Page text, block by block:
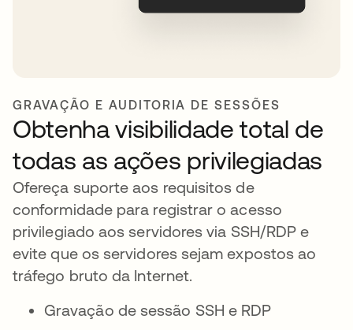
GRAVAÇÃO E AUDITORIA DE SESSÕES
Obtenha visibilidade total de
todas as ações privilegiadas
Ofereça suporte aos requisitos de
conformidade para registrar o acesso
privilegiado aos servidores via SSH/RDP e
evite que os servidores sejam expostos ao
tráfego bruto da Internet.
Gravação de sessão SSH e RDP